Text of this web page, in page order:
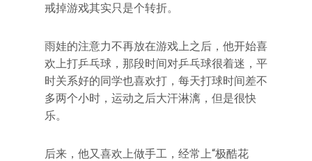
戒掉游戏其实只是个转折。
雨娃的注意力不再放在游戏上之后，他开始喜
欢上打乒乓球，那段时间对乒乓球很着迷，平
时关系好的同学也喜欢打，每天打球时间差不
多两个小时，运动之后大汗淋漓，但是很快
乐。
后来，他又喜欢上做手工，经常上“极酷花